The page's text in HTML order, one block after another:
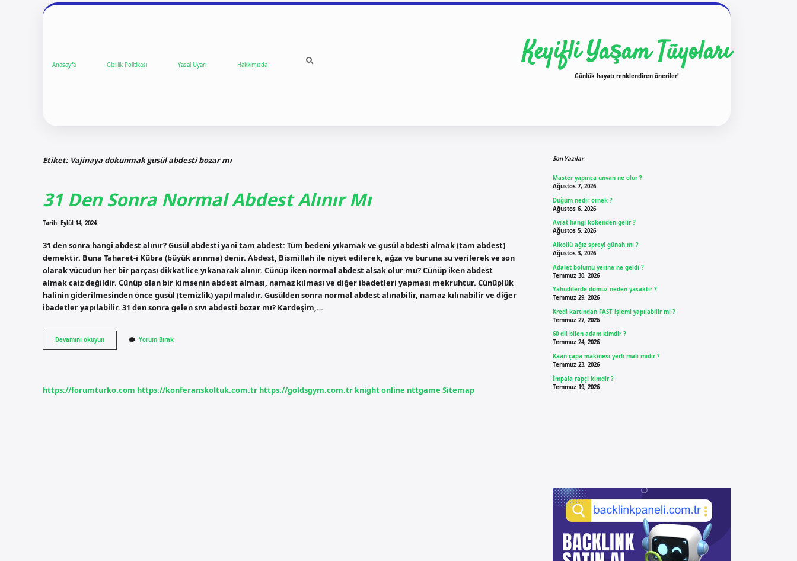
Anasayfa Gizlilik Politikası Yasal Uyarı Hakkımızda Keyifli Yaşam Tüyoları
Günlük hayatı renklendiren öneriler!
Etiket: Vajinaya dokunmak gusül abdesti bozar mı
31 Den Sonra Normal Abdest Alınır Mı
Tarih: Eylül 14, 2024
31 den sonra hangi abdest alınır? Gusül abdesti yani tam abdest: Tüm bedeni yıkamak ve gusül abdesti almak (tam abdest)
demektir. Buna Taharet-i Kübra (büyük arınma) denir. Abdest, Bismillah ile niyet edilerek, ağza ve buruna su verilerek ve son
olarak vücudun her bir parçası dikkatlice yıkanarak alınır. Cünüp iken normal abdest alsak olur mu? Cünüp iken abdest
almak caiz değildir. Cünüp olan bir kimsenin abdest alması, namaz kılması ve diğer ibadetleri yapması mekruhtur. Cünüplük
halinin giderilmesinden önce gusül (temizlik) yapılmalıdır. Gusülden sonra normal abdest alınabilir, namaz kılınabilir ve diğer
ibadetler yapılabilir. 31 den sonra gelen sıvı abdesti bozar mı? Kardeşim,…
Devamını okuyun31
Den
Mı
Yorum Bırak
https://forumturko.com https://konferanskoltuk.com.tr https://goldsgym.com.tr knight online nttgame Sitemap
Son Yazılar
Master yapınca unvan ne olur ?
Ağustos 7, 2026
Düğüm nedir örnek ?
Ağustos 6, 2026
Avrat hangi kökenden gelir ?
Ağustos 5, 2026
Alkollü ağız spreyi günah mı ?
Ağustos 3, 2026
Adalet bölümü yerine ne geldi ?
Temmuz 30, 2026
Yahudilerde domuz neden yasaktır ?
Temmuz 29, 2026
Kredi kartından FAST işlemi yapılabilir mi ?
Temmuz 27, 2026
60 dil bilen adam kimdir ?
Temmuz 24, 2026
Kaan çapa makinesi yerli malı mıdır ?
Temmuz 23, 2026
İmpala rapçi kimdir ?
Temmuz 19, 2026